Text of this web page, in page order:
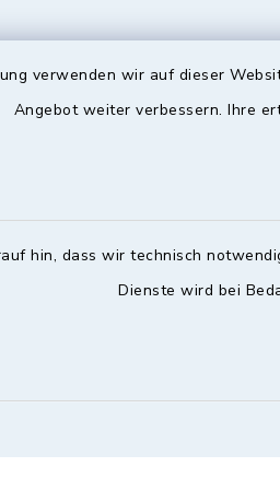
verwenden wir auf dieser
Angebot weiter verbessern. Ihre
hin, dass wir technisch
Dienste wird bei
08:00-
14:30-